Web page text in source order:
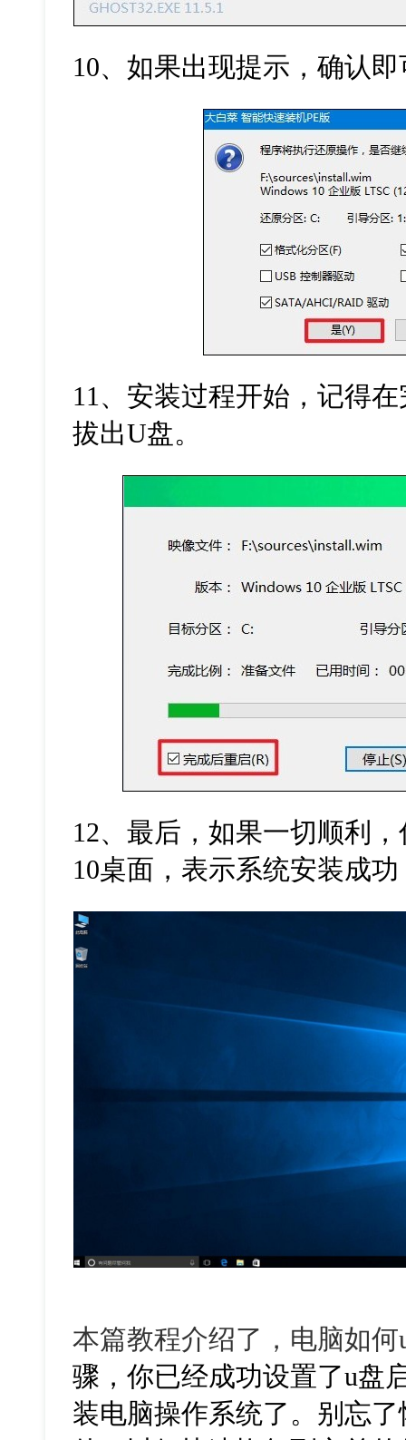
10、如果出现提示，确认即
11 、安装过程开始，记得
拔出U盘。
12、最后，如果一切顺利
10桌面，表示系统安装成功
本篇教程介绍了，电脑如
骤，你已经成功设置了u盘
装电脑操作系统了。别忘